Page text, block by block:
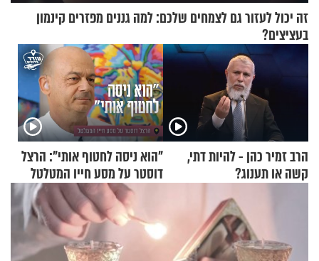
זה יכול לעזור גם לצמחים שלכם: למה גננים מפזרים קינמון
בעציצים?
הרב זמיר כהן - להיות דתי,
קשה או תענוג?
"הוא ניסה לחטוף אותי": הרצל
דוסטר על מסע חייו המטלטל